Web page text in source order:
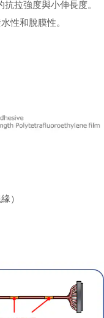
拉強度與小伸長度。
性和脫膜性。
）